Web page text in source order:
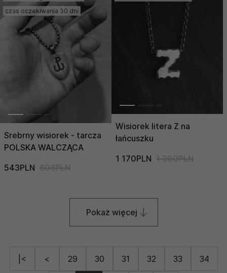
czas oczekiwania 30 dni
Srebrny wisiorek - tarcza
POLSKA WALCZĄCA
543PLN 603PLN
Wisiorek litera Z na
łańcuszku
1 170PLN 1 300PLN
Pokaż więcej
|< < 29 30 31 32 33 34